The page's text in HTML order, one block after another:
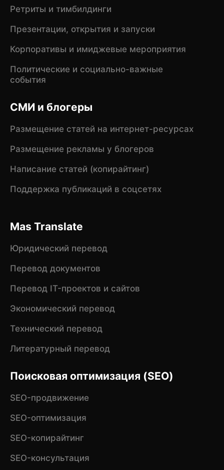
Ретриты и тимбилдинги
Презентации, открытия и запуски
Корпоративы и имиджевые мероприятия
Политические и социально-важные
события
СМИ и блогеры
Размещение статей на интернет-ресурсах
Размещение рекламы у блогеров
Написание статей (копирайтинг)
Поддержка публикаций в соцсетях
Mas Translate
Юридический перевод
Перевод документов
Перевод IT-проектов и сайтов
Экономический перевод
Технический перевод
Литературный перевод
Поисковая оптимизация (SEO)
SEO-продвижение
SEO-оптимизация
SEO-копирайтинг
SEO-консультация